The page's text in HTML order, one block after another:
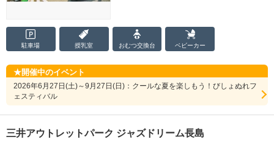
駐車場 授乳室 おむつ交換台 ベビーカー
開催中のイベント
2026年6月27日(土)～9月27日(日)：クールな夏を楽しもう！びしょぬれフ
ェスティバル
三井アウトレットパーク ジャズドリーム長島